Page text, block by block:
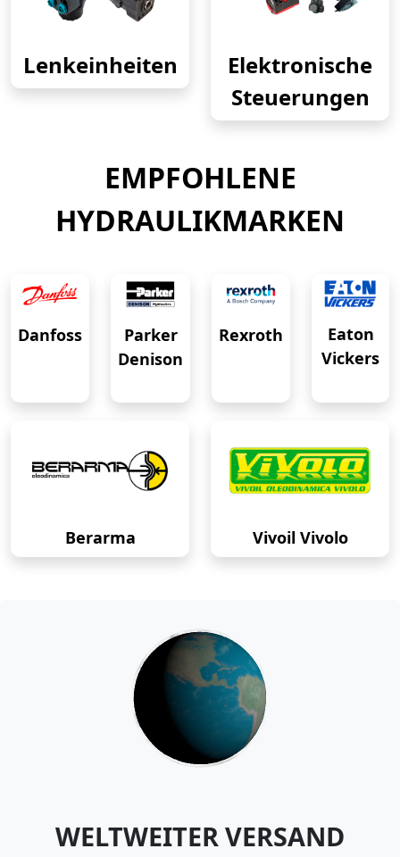
Lenkeinheiten
Elektronische
Steuerungen
EMPFOHLENE
HYDRAULIKMARKEN
Danfoss
Parker
Denison
Rexroth
Eaton
Vickers
Berarma Vivoil Vivolo
WELTWEITER VERSAND